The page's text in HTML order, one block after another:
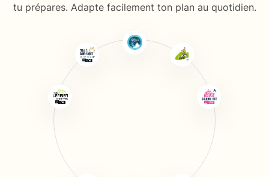
tu prépares. Adapte facilement ton plan au quotidien.